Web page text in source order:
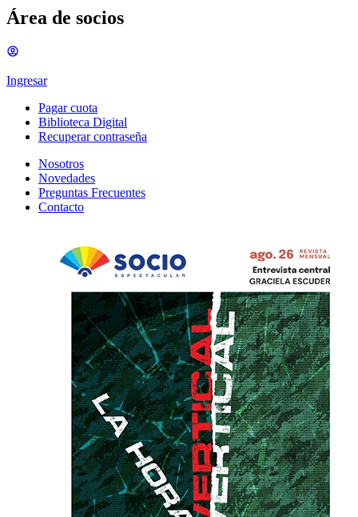
Área de socios
Ingresar
Pagar cuota
Biblioteca Digital
Recuperar contraseña
Nosotros
Novedades
Preguntas Frecuentes
Contacto